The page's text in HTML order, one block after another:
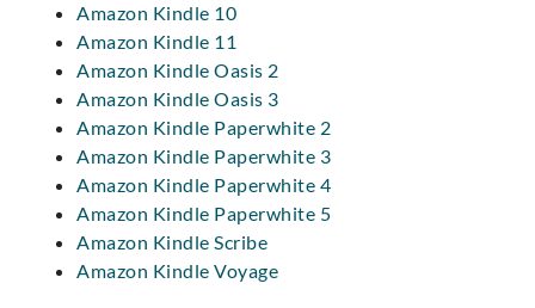
Amazon Kindle 10
Amazon Kindle 11
Amazon Kindle Oasis 2
Amazon Kindle Oasis 3
Amazon Kindle Paperwhite 2
Amazon Kindle Paperwhite 3
Amazon Kindle Paperwhite 4
Amazon Kindle Paperwhite 5
Amazon Kindle Scribe
Amazon Kindle Voyage